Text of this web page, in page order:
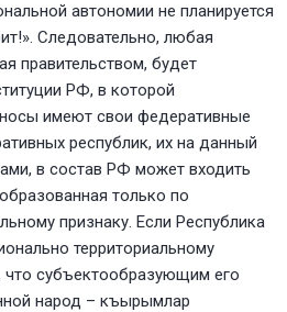
автономии не планируется
Следовательно, любая
правительством, будет
РФ, в которой
имеют свои федеративные
республик, их на данный
в состав РФ может входить
только по
признаку. Если Республика
территориальному
что субъектообразующим его
народ – къырымлар